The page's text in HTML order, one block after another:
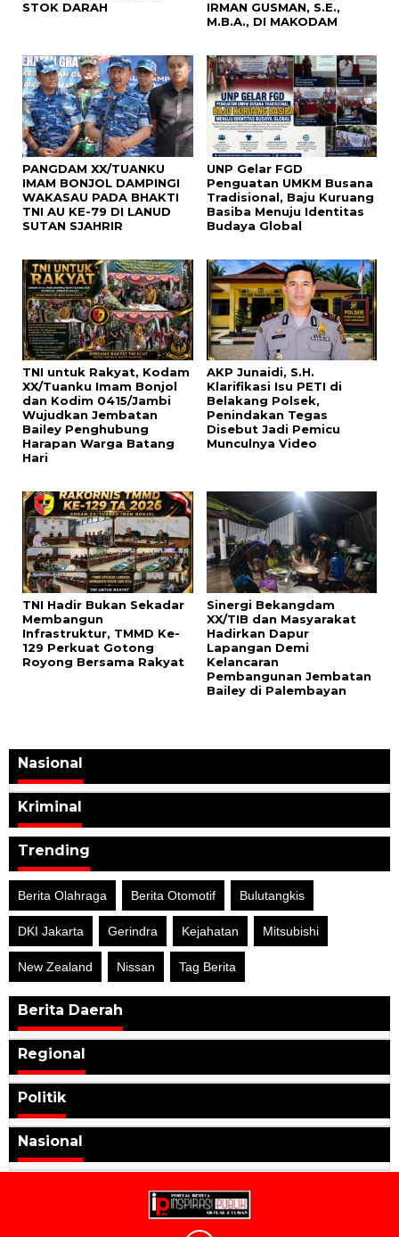
STOK DARAH
IRMAN GUSMAN, S.E.,
M.B.A., DI MAKODAM
PANGDAM XX/TUANKU
IMAM BONJOL DAMPINGI
WAKASAU PADA BHAKTI
TNI AU KE-79 DI LANUD
SUTAN SJAHRIR
UNP Gelar FGD
Penguatan UMKM Busana
Tradisional, Baju Kuruang
Basiba Menuju Identitas
Budaya Global
TNI untuk Rakyat, Kodam
XX/Tuanku Imam Bonjol
dan Kodim 0415/Jambi
Wujudkan Jembatan
Bailey Penghubung
Harapan Warga Batang
Hari
AKP Junaidi, S.H.
Klarifikasi Isu PETI di
Belakang Polsek,
Penindakan Tegas
Disebut Jadi Pemicu
Munculnya Video
TNI Hadir Bukan Sekadar
Membangun
Infrastruktur, TMMD Ke-
129 Perkuat Gotong
Royong Bersama Rakyat
Sinergi Bekangdam
XX/TIB dan Masyarakat
Hadirkan Dapur
Lapangan Demi
Kelancaran
Pembangunan Jembatan
Bailey di Palembayan
Nasional
Kriminal
Trending
Berita Olahraga Berita Otomotif Bulutangkis
DKI Jakarta Gerindra Kejahatan Mitsubishi
New Zealand Nissan Tag Berita
Berita Daerah
Regional
Politik
Nasional